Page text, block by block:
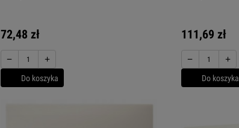
72,48 zł
− +
Do koszyka
111,69 zł
− +
Do koszyka